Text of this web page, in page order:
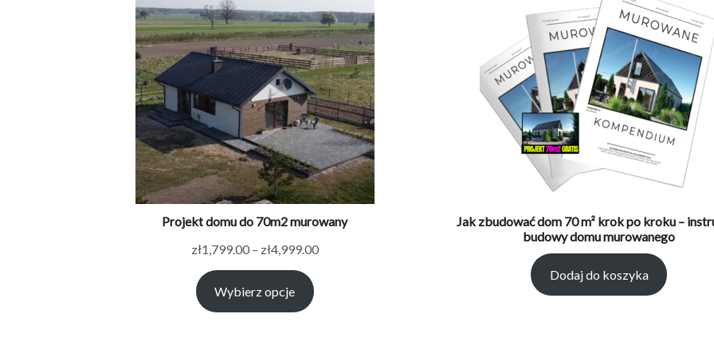
Projekt domu do 70m2 murowany
zł1,799.00 – zł4,999.00Zakres
Wybierz opcje
Jak zbudować dom 70 m² krok po kroku –
budowy domu murowanego
Dodaj do koszyka